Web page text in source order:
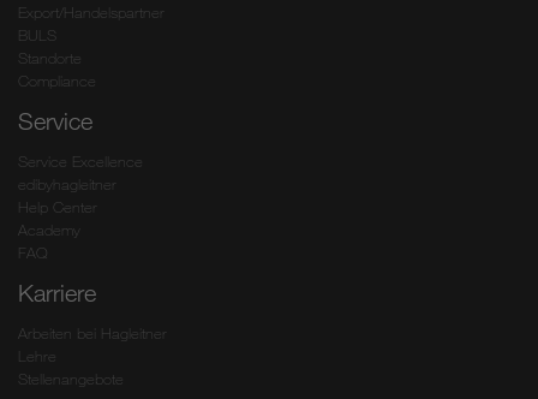
Export/Handelspartner
BULS
Standorte
Compliance
Service
Service Excellence
edibyhagleitner
Help Center
Academy
FAQ
Karriere
Arbeiten bei Hagleitner
Lehre
Stellenangebote